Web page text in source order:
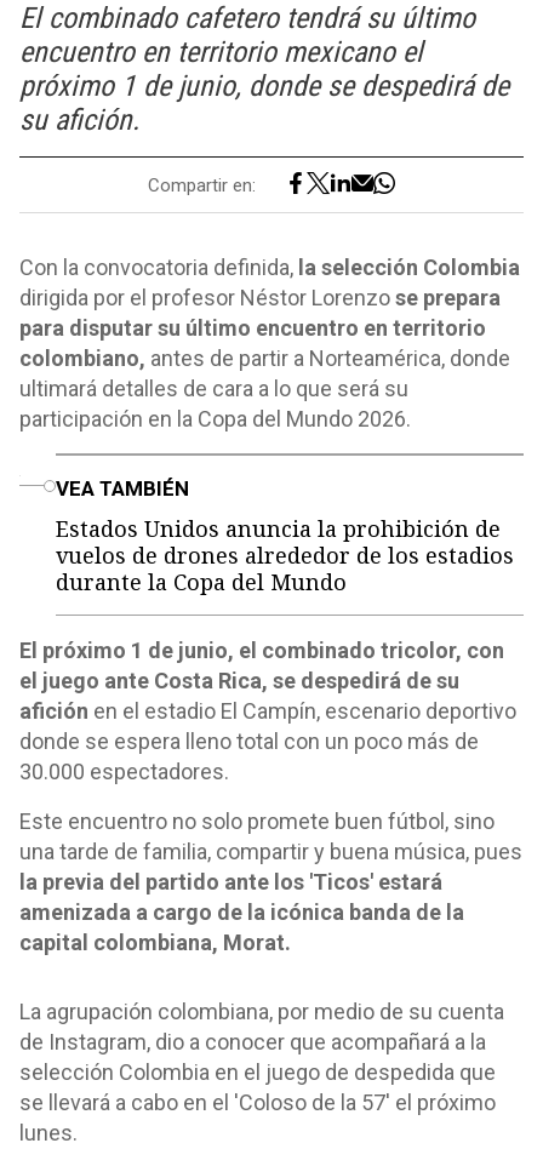
El combinado cafetero tendrá su último
encuentro en territorio mexicano el
próximo 1 de junio, donde se despedirá de
su afición.
Compartir en:
Con la convocatoria definida, la selección Colombia
dirigida por el profesor Néstor Lorenzose prepara
para disputar su último encuentro en territorio
colombiano, antes de partir a Norteamérica, donde
ultimará detalles de cara a lo que será su
participación en la Copa del Mundo 2026.
VEA TAMBIÉN
Estados Unidos anuncia la prohibición de
vuelos de drones alrededor de los estadios
durante la Copa del Mundo
El próximo 1 de junio, el combinado tricolor, con
el juego ante Costa Rica, se despedirá de su
afición en el estadio El Campín, escenario deportivo
donde se espera lleno total con un poco más de
30.000 espectadores.
Este encuentro no solo promete buen fútbol, ​​sino
una tarde de familia, compartir y buena música, pues
la previa del partido ante los 'Ticos' estará
amenizada a cargo de la icónica banda de la
capital colombiana, Morat.
La agrupación colombiana, por medio de su cuenta
de Instagram, dio a conocer que acompañará a la
selección Colombia en el juego de despedida que
se llevará a cabo en el 'Coloso de la 57' el próximo
lunes.